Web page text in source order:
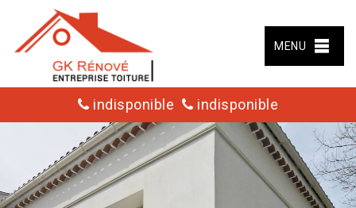
MENU
indisponible indisponible